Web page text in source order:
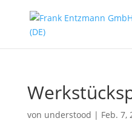
von understood | Feb. 7,